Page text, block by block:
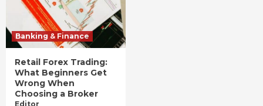
Banking & Finance
Retail Forex Trading:
What Beginners Get
Wrong When
Choosing a Broker
Editor